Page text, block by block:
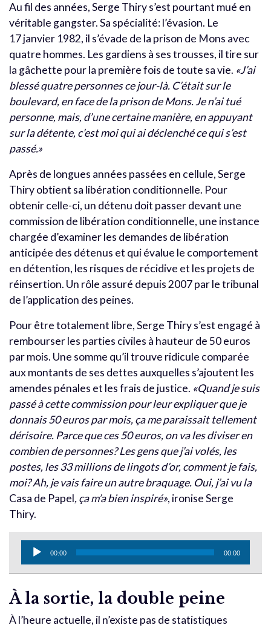
Au fil des années, Serge Thiry s’est pourtant mué en
véritable gangster. Sa spécialité: l’évasion. Le
17 janvier 1982, il s’évade de la prison de Mons avec
quatre hommes. Les gardiens à ses trousses, il tire sur
la gâchette pour la première fois de toute sa vie. «J’ai
blessé quatre personnes ce jour-là. C’était sur le
boulevard, en face de la prison de Mons. Je n’ai tué
personne, mais, d’une certaine manière, en appuyant
sur la détente, c’est moi qui ai déclenché ce qui s’est
passé.»
Après de longues années passées en cellule, Serge
Thiry obtient sa libération conditionnelle. Pour
obtenir celle-ci, un détenu doit passer devant une
commission de libération conditionnelle, une instance
chargée d’examiner les demandes de libération
anticipée des détenus et qui évalue le comportement
en détention, les risques de récidive et les projets de
réinsertion. Un rôle assuré depuis 2007 par le tribunal
de l’application des peines.
Pour être totalement libre, Serge Thiry s’est engagé à
rembourser les parties civiles à hauteur de 50 euros
par mois. Une somme qu’il trouve ridicule comparée
aux montants de ses dettes auxquelles s’ajoutent les
amendes pénales et les frais de justice. «Quand je suis
passé à cette commission pour leur expliquer que je
donnais 50 euros par mois, ça me paraissait tellement
dérisoire. Parce que ces 50 euros, on va les diviser en
combien de personnes? Les gens que j’ai volés, les
postes, les 33 millions de lingots d’or, comment je fais,
moi? Ah, je vais faire un autre braquage. Oui, j’ai vu la
Casa de Papel, ça m’a bien inspiré», ironise Serge
Thiry.
Lecteur
00:00 00:00
À la sortie, la double peine
À l’heure actuelle, il n’existe pas de statistiques